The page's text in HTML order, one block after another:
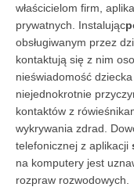
właścicielom firm,
prywatnych. Instalując
obsługiwanym przez
kontaktują się z nim
nieświadomość
niejednokrotnie
kontaktów z
wykrywania zdrad.
telefonicznej z aplikacji
na komputery jest
rozpraw rozwodowych.